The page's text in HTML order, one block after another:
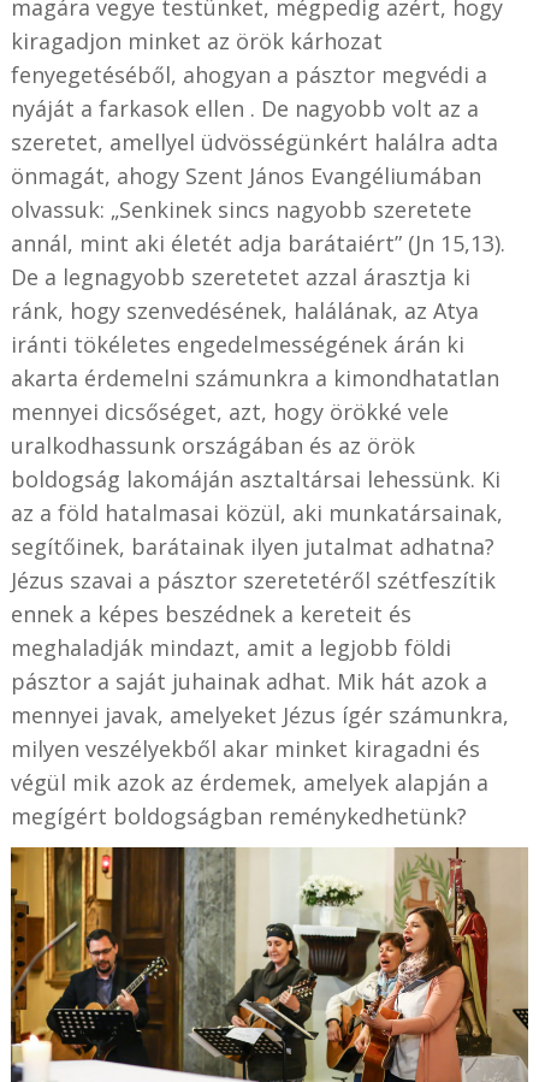
magára vegye testünket, mégpedig azért, hogy
kiragadjon minket az örök kárhozat
fenyegetéséből, ahogyan a pásztor megvédi a
nyáját a farkasok ellen . De nagyobb volt az a
szeretet, amellyel üdvösségünkért halálra adta
önmagát, ahogy Szent János Evangéliumában
olvassuk: „Senkinek sincs nagyobb szeretete
annál, mint aki életét adja barátaiért” (Jn 15,13).
De a legnagyobb szeretetet azzal árasztja ki
ránk, hogy szenvedésének, halálának, az Atya
iránti tökéletes engedelmességének árán ki
akarta érdemelni számunkra a kimondhatatlan
mennyei dicsőséget, azt, hogy örökké vele
uralkodhassunk országában és az örök
boldogság lakomáján asztaltársai lehessünk. Ki
az a föld hatalmasai közül, aki munkatársainak,
segítőinek, barátainak ilyen jutalmat adhatna?
Jézus szavai a pásztor szeretetéről szétfeszítik
ennek a képes beszédnek a kereteit és
meghaladják mindazt, amit a legjobb földi
pásztor a saját juhainak adhat. Mik hát azok a
mennyei javak, amelyeket Jézus ígér számunkra,
milyen veszélyekből akar minket kiragadni és
végül mik azok az érdemek, amelyek alapján a
megígért boldogságban reménykedhetünk?